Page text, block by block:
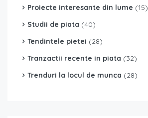
Proiecte interesante din lume (15)
Studii de piata (40)
Tendintele pietei (28)
Tranzactii recente in piata (32)
Trenduri la locul de munca (28)